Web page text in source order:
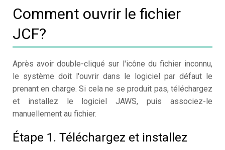
Comment ouvrir le fichier
JCF?
Après avoir double-cliqué sur l'icône du fichier inconnu,
le système doit l'ouvrir dans le logiciel par défaut le
prenant en charge. Si cela ne se produit pas, téléchargez
et installez le logiciel JAWS, puis associez-le
manuellement au fichier.
Étape 1. Téléchargez et installez